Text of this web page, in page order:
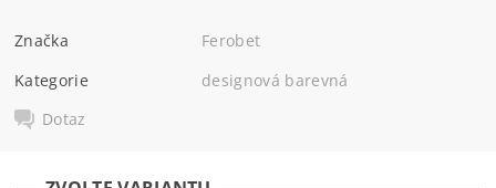
Značka
Ferobet
Kategorie
designová barevná
Dotaz